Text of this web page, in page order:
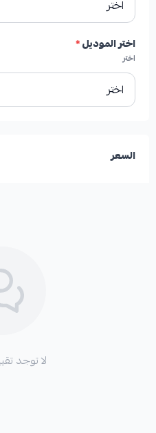
✓مصنعة من أفضل أنواع
قدر من الأداء.
اختر الموديل*
اختر
السعر
لا توجد